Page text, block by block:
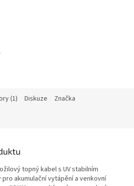
(1) Diskuze Značka
topný kabel s UV stabilním
akumulační vytápění a venkovní